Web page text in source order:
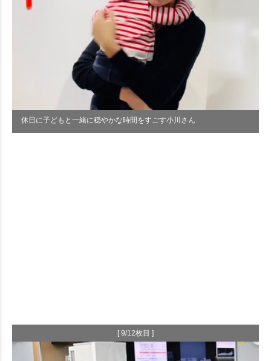
休日に子どもと一緒に穏やかな時間をすごす小川さん
[ 9/12枚目 ]